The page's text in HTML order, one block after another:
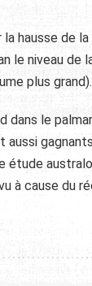
hausse de
le niveau de
plus grand).
dans le
aussi
étude
à cause du